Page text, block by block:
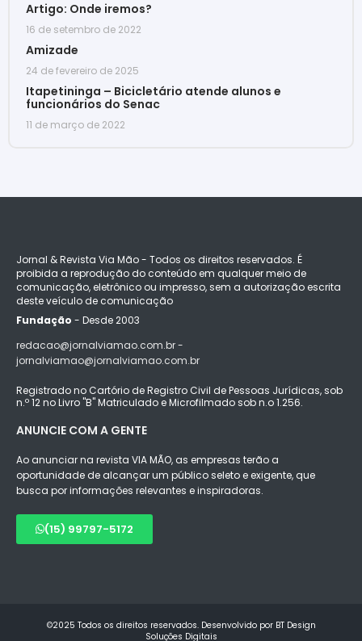
Artigo: Onde iremos?
16 de setembro de 2022
Amizade
24 de fevereiro de 2025
Itapetininga – Bicicletário atende alunos e
funcionários do Senac
11 de março de 2022
Jornal & Revista Via Mão - Todos os direitos reservados. É
proibida a reprodução do conteúdo em qualquer meio de
comunicação, eletrônico ou impresso, sem a autorização escrita
deste veículo de comunicação
Fundação - Desde 2003
redacao@jornalviamao.com.br -
jornalviamao@jornalviamao.com.br
Registrado no Cartório de Registro Civil de Pessoas Jurídicas, sob
n.º 12 no Livro "B" Matriculado e Microfilmado sob n.o 1.256.
ANUNCIE COM A GENTE
Ao anunciar na revista VIA MÃO, as empresas terão a
oportunidade de alcançar um público seleto e exigente, que
busca por informações relevantes e inspiradoras.
(15) 99797-5172
©2025 Todos os direitos reservados. Desenvolvido por BT Design
Soluções Digitais